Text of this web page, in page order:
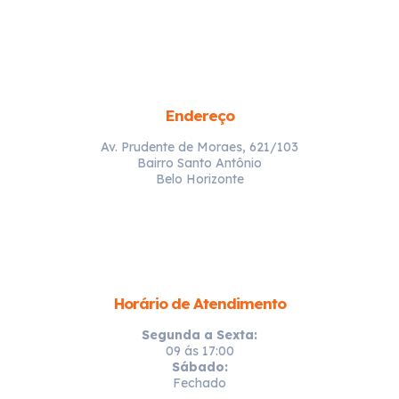
Endereço
Av. Prudente de Moraes, 621/103
Bairro Santo Antônio
Belo Horizonte
Horário de Atendimento
Segunda a Sexta:
09 ás 17:00
Sábado:
Fechado